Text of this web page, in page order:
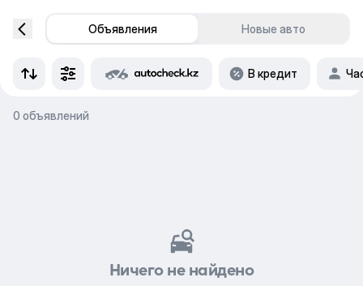
Объявления Новые авто
В кредит
0 объявлений
Ничего не найдено